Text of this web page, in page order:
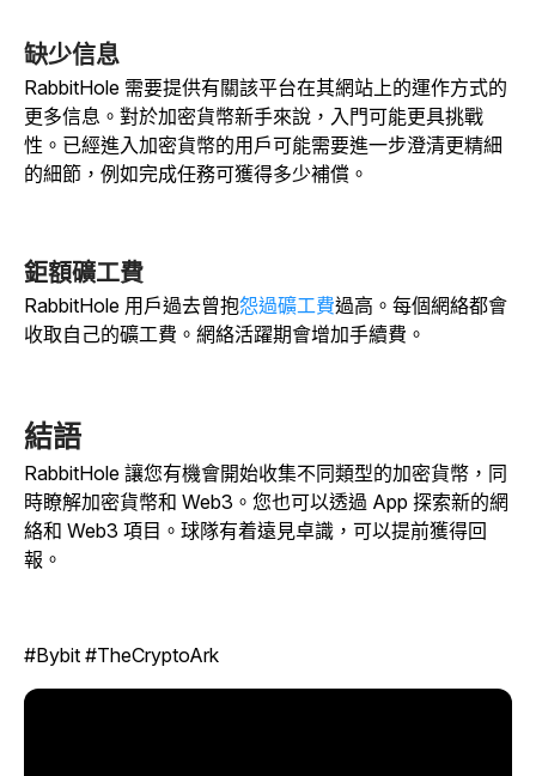
缺少信息
RabbitHole 需要提供有關該平台在其網站上的運作方式的
更多信息。對於加密貨幣新手來說，入門可能更具挑戰
性。已經進入加密貨幣的用戶可能需要進一步澄清更精細
的細節，例如完成任務可獲得多少補償。
鉅額礦工費
RabbitHole 用戶過去曾抱怨過礦工費過高。每個網絡都會
收取自己的礦工費。網絡活躍期會增加手續費。
結語
RabbitHole 讓您有機會開始收集不同類型的加密貨幣，同
時瞭解加密貨幣和 Web3。您也可以透過 App 探索新的網
絡和 Web3 項目。球隊有着遠見卓識，可以提前獲得回
報。
#Bybit #TheCryptoArk